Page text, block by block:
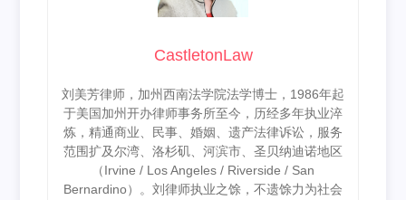
CastletonLaw
刘美芳律师，加州西南法学院法学博士，1986年起
于美国加州开办律师事务所至今，历经多年执业淬
炼，精通商业、民事、婚姻、遗产法律诉讼，服务
范围扩及尔湾、洛杉矶、河滨市、圣贝纳迪诺地区
（Irvine / Los Angeles / Riverside / San
Bernardino）。刘律师执业之馀，不遗馀力为社会